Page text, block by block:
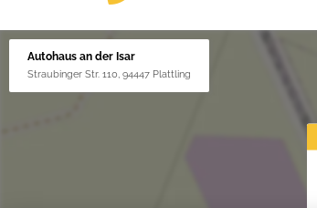
Autohaus an der Isar
Straubinger Str. 110, 94447 Plattling